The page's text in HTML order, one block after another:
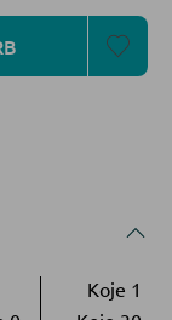
Wert ein
Koje 1